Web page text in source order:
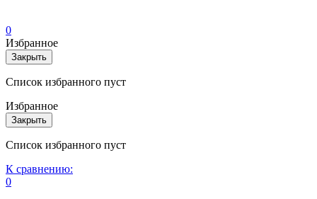
0
Избранное
Закрыть
Список избранного пуст
Избранное
Закрыть
Список избранного пуст
К сравнению:
0